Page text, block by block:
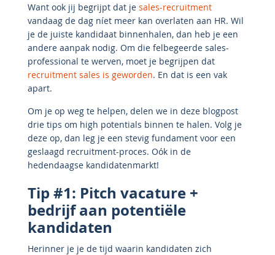
Want ook jij begrijpt dat je sales-recruitment
vandaag de dag níet meer kan overlaten aan HR. Wil
je de juiste kandidaat binnenhalen, dan heb je een
andere aanpak nodig. Om die felbegeerde sales-
professional te werven, moet je begrijpen dat
recruitment sales is geworden. En dat is een vak
apart.
Om je op weg te helpen, delen we in deze blogpost
drie tips om high potentials binnen te halen. Volg je
deze op, dan leg je een stevig fundament voor een
geslaagd recruitment-proces. Oók in de
hedendaagse kandidatenmarkt!
Tip #1: Pitch vacature +
bedrijf aan potentiële
kandidaten
Herinner je je de tijd waarin kandidaten zich